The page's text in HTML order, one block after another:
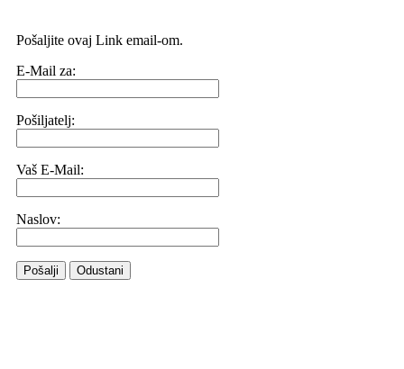
Pošaljite ovaj Link email-om.
E-Mail za:
Pošiljatelj:
Vaš E-Mail:
Naslov:
Pošalji Odustani